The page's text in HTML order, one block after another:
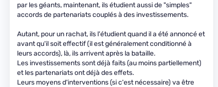
par les géants, maintenant, ils étudient aussi de "simples"
accords de partenariats couplés à des investissements.
Autant, pour un rachat, ils l'étudient quand il a été annoncé et
avant qu'il soit effectif (il est généralement conditionné à
leurs accords), là, ils arrivent après la bataille.
Les investissements sont déjà faits (au moins partiellement)
et les partenariats ont déjà des effets.
Leurs moyens d'interventions (si c'est nécessaire) va être